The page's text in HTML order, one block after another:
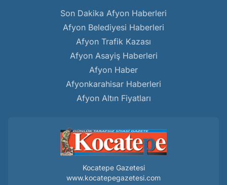
Son Dakika Afyon Haberleri
Afyon Belediyesi Haberleri
Afyon Trafik Kazası
Afyon Asayiş Haberleri
Afyon Haber
Afyonkarahisar Haberleri
Afyon Altın Fiyatları
Kocatepe Gazetesi
www.kocatepegazetesi.com